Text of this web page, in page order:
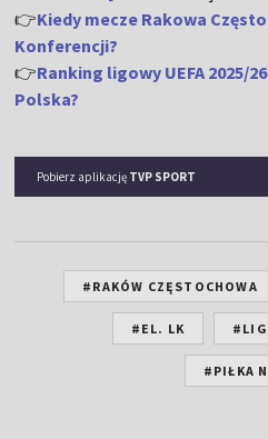
👉Kiedy mecze Rakowa
Konferencji?
👉Ranking ligowy UEFA 2025/
Polska?
Pobierz aplikację TVP SPORT
#RAKÓW CZĘSTOCHOWA
#EL. LK
#PIŁKA